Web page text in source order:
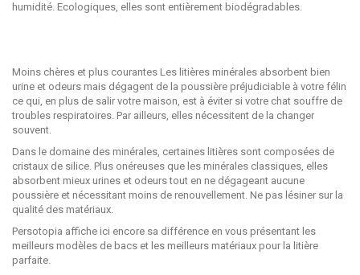
humidité. Ecologiques, elles sont entièrement biodégradables.
Moins chères et plus courantes Les litières minérales absorbent bien
urine et odeurs mais dégagent de la poussière préjudiciable à votre félin
ce qui, en plus de salir votre maison, est à éviter si votre chat souffre de
troubles respiratoires. Par ailleurs, elles nécessitent de la changer
souvent.
Dans le domaine des minérales, certaines litières sont composées de
cristaux de silice. Plus onéreuses que les minérales classiques, elles
absorbent mieux urines et odeurs tout en ne dégageant aucune
poussière et nécessitant moins de renouvellement. Ne pas lésiner sur la
qualité des matériaux.
Persotopia affiche ici encore sa différence en vous présentant les
meilleurs modèles de bacs et les meilleurs matériaux pour la litière
parfaite.